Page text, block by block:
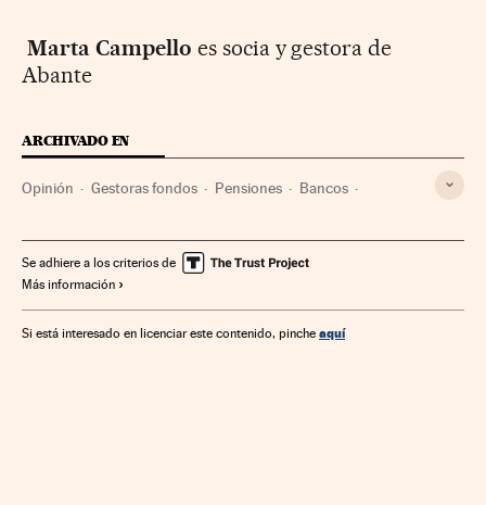
Marta Campello es socia y gestora de
Abante
ARCHIVADO EN
Opinión Gestoras fondos Pensiones Bancos
Seguridad Social Empresas Política laboral
Trabajo Banca
Se adhiere a los criterios de
Más información
Si está interesado en licenciar este contenido, pinche aquí